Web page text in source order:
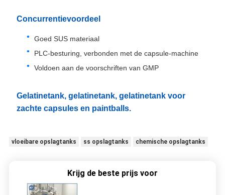
Concurrentievoordeel
Goed SUS materiaal
PLC-besturing, verbonden met de capsule-machine
Voldoen aan de voorschriften van GMP
Gelatinetank, gelatinetank, gelatinetank voor
zachte capsules en paintballs.
vloeibare opslagtanks ss opslagtanks chemische opslagtanks
Krijg de beste prijs voor